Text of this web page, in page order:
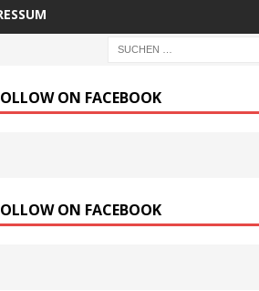
ON FACEBOOK
ON FACEBOOK